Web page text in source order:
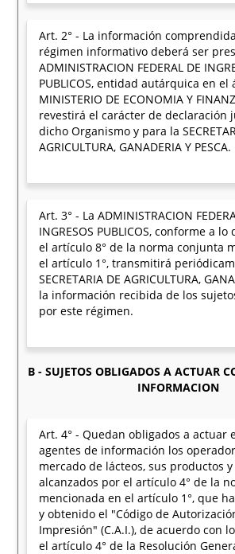
Art. 2° - La información
régimen informativo deberá ser
ADMINISTRACION FEDERAL DE
PUBLICOS, entidad autárquica en el
MINISTERIO DE ECONOMIA Y
revestirá el carácter de declaración
dicho Organismo y para la
AGRICULTURA, GANADERIA Y PESCA.
Art. 3° - La ADMINISTRACION
INGRESOS PUBLICOS, conforme a
el artículo 8° de la norma conjunta
el artículo 1°, transmitirá
SECRETARIA DE AGRICULTURA,
la información recibida de los
por este régimen.
B - SUJETOS OBLIGADOS A ACTUAR
INFORMACION
Art. 4° - Quedan obligados a actuar
agentes de información los
mercado de lácteos, sus productos
alcanzados por el artículo 4° de la
mencionada en el artículo 1°, que
y obtenido el "Código de
Impresión" (C.A.I.), de acuerdo con
el artículo 4° de la Resolución